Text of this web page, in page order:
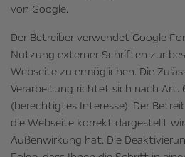
von Google.
Der Betreiber verwendet Google
Nutzung externer Schriften zur
Webseite zu ermöglichen. Die
Verarbeitung richtet sich nach Art.
(berechtigtes Interesse). Der
die Webseite korrekt dargestellt
Außenwirkung hat. Die